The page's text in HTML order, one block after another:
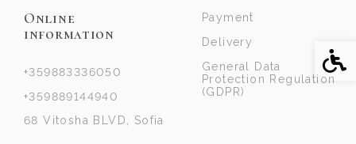
Online
information
+359883336050
+359889144940
68 Vitosha BLVD, Sofia
Payment
Delivery
General Data
Protection Regulation
(GDPR)